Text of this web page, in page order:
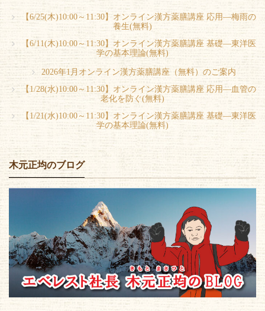
【6/25(木)10:00～11:30】オンライン漢方薬膳講座 応用―梅雨の
養生(無料)
【6/11(木)10:00～11:30】オンライン漢方薬膳講座 基礎―東洋医
学の基本理論(無料)
2026年1月オンライン漢方薬膳講座（無料）のご案内
【1/28(水)10:00～11:30】オンライン漢方薬膳講座 応用―血管の
老化を防ぐ(無料)
【1/21(水)10:00～11:30】オンライン漢方薬膳講座 基礎―東洋医
学の基本理論(無料)
木元正均のブログ